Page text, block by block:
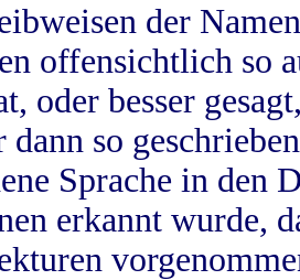
der
offensichtlich so
oder besser
dann so
Sprache in
erkannt wurde,